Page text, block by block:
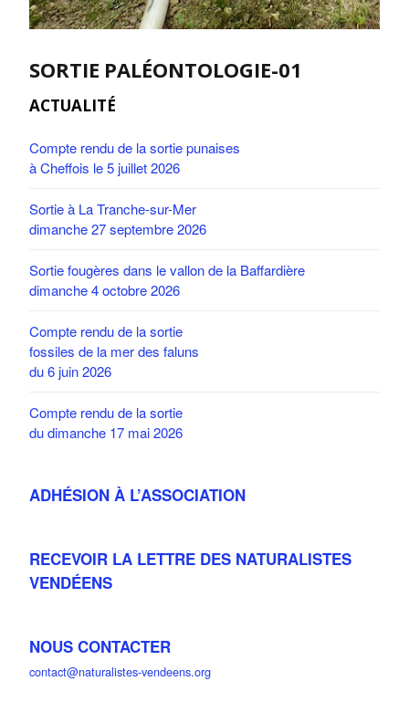
SORTIE PALÉONTOLOGIE-01
ACTUALITÉ
Compte rendu de la sortie punaises
à Cheffois le 5 juillet 2026
Sortie à La Tranche-sur-Mer
dimanche 27 septembre 2026
Sortie fougères dans le vallon de la Baffardière
dimanche 4 octobre 2026
Compte rendu de la sortie
fossiles de la mer des faluns
du 6 juin 2026
Compte rendu de la sortie
du dimanche 17 mai 2026
ADHÉSION À L’ASSOCIATION
RECEVOIR LA LETTRE DES NATURALISTES
VENDÉENS
NOUS CONTACTER
contact@naturalistes-vendeens.org